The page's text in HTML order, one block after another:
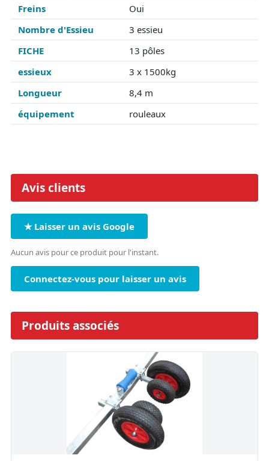
Freins
Oui
Nombre d'Essieu
3 essieu
FICHE
13 pôles
essieux
3 x 1500kg
Longueur
8,4 m
équipement
rouleaux
Avis clients
★ Laisser un avis Google
Aucun avis pour ce produit pour l'instant.
Connectez-vous pour laisser un avis
Produits associés